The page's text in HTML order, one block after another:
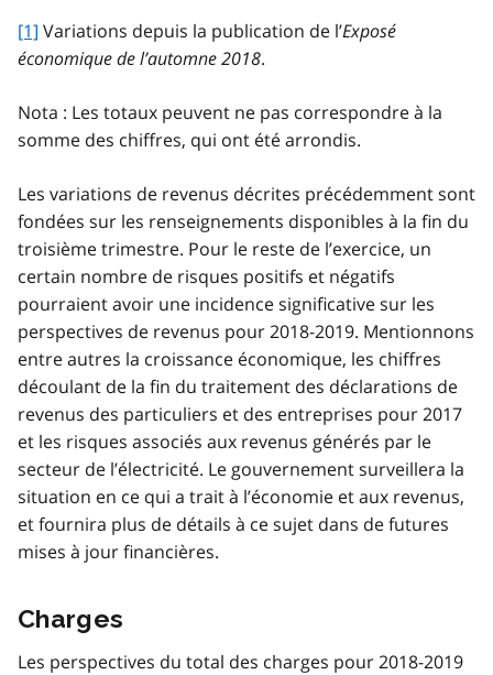
[1] Variations depuis la publication de l’Exposé
économique de l’automne 2018.
Nota : Les totaux peuvent ne pas correspondre à la
somme des chiffres, qui ont été arrondis.
Les variations de revenus décrites précédemment sont
fondées sur les renseignements disponibles à la fin du
troisième trimestre. Pour le reste de l’exercice, un
certain nombre de risques positifs et négatifs
pourraient avoir une incidence significative sur les
perspectives de revenus pour 2018-2019. Mentionnons
entre autres la croissance économique, les chiffres
découlant de la fin du traitement des déclarations de
revenus des particuliers et des entreprises pour 2017
et les risques associés aux revenus générés par le
secteur de l’électricité. Le gouvernement surveillera la
situation en ce qui a trait à l’économie et aux revenus,
et fournira plus de détails à ce sujet dans de futures
mises à jour financières.
Charges
Les perspectives du total des charges pour 2018-2019